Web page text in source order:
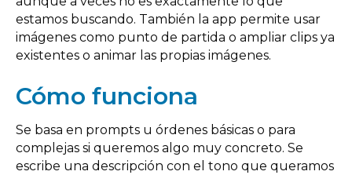
estamos buscando. También la app permite usar
imágenes como punto de partida o ampliar clips ya
existentes o animar las propias imágenes.
Cómo funciona
Se basa en prompts u órdenes básicas o para
complejas si queremos algo muy concreto. Se
escribe una descripción con el tono que queramos